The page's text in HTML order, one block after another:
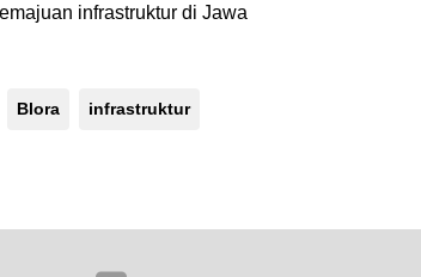
infrastruktur di Jawa
Blora infrastruktur